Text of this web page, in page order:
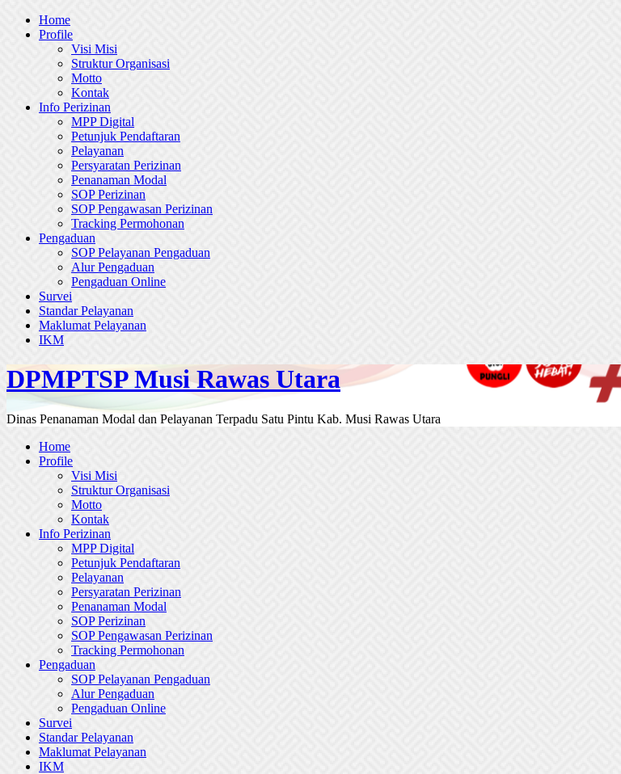
Skip
Home
Profile
Visi Misi
Struktur Organisasi
Motto
Kontak
Info Perizinan
MPP Digital
Petunjuk Pendaftaran
Pelayanan
Persyaratan Perizinan
Penanaman Modal
SOP Perizinan
SOP Pengawasan Perizinan
Tracking Permohonan
Pengaduan
SOP Pelayanan Pengaduan
Alur Pengaduan
Pengaduan Online
Survei
Standar Pelayanan
Maklumat Pelayanan
IKM
DPMPTSP Musi Rawas Utara
Dinas Penanaman Modal dan Pelayanan Terpadu Satu Pintu Kab. Musi Rawas Utara
Home
Profile
Visi Misi
Struktur Organisasi
Motto
Kontak
Info Perizinan
MPP Digital
Petunjuk Pendaftaran
Pelayanan
Persyaratan Perizinan
Penanaman Modal
SOP Perizinan
SOP Pengawasan Perizinan
Tracking Permohonan
Pengaduan
SOP Pelayanan Pengaduan
Alur Pengaduan
Pengaduan Online
Survei
Standar Pelayanan
Maklumat Pelayanan
IKM